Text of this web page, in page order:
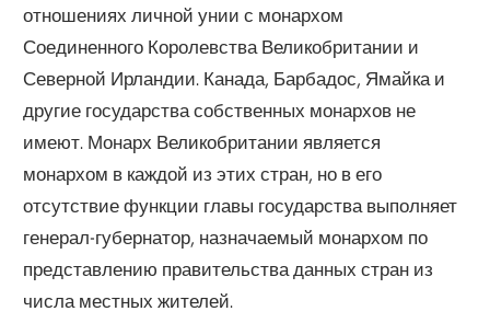
отношениях личной унии с монархом
Соединенного Королевства Великобритании и
Северной Ирландии. Канада, Барбадос, Ямайка и
другие государства собственных монархов не
имеют. Монарх Великобритании является
монархом в каждой из этих стран, но в его
отсутствие функции главы государства выполняет
генерал-губернатор, назначаемый монархом по
представлению правительства данных стран из
числа местных жителей.